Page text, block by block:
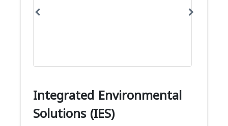
Integrated Environmental
Solutions (IES)